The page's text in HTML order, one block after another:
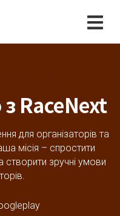
RaceNext
для організаторів та
місія – спростити
створити зручні умови